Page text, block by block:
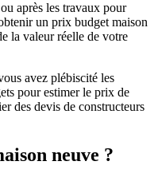
après les travaux pour
un prix budget maison
la valeur réelle de votre
avez plébiscité les
pour estimer le prix de
des devis de constructeurs
neuve ?